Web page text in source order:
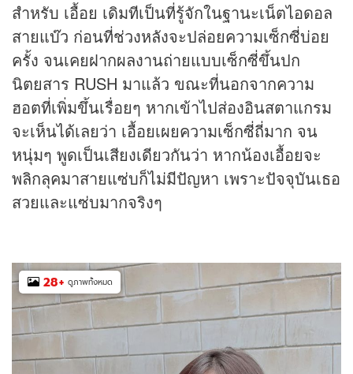
สำหรับ เอื้อย เดิมทีเป็นที่รู้จักในฐานะเน็ตไอดอล
สายแบ๊ว ก่อนที่ช่วงหลังจะปล่อยความเซ็กซี่บ่อย
ครั้ง จนเคยฝากผลงานถ่ายแบบเซ็กซี่ขึ้นปก
นิตยสาร RUSH มาแล้ว ขณะที่นอกจากความ
ฮอตที่เพิ่มขึ้นเรื่อยๆ หากเข้าไปส่องอินสตาแกรม
จะเห็นได้เลยว่า เอื้อยเผยความเซ็กซี่ถี่มาก จน
หนุ่มๆ พูดเป็นเสียงเดียวกันว่า หากน้องเอื้อยจะ
พลิกลุคมาสายแซ่บก็ไม่มีปัญหา เพราะปัจจุบันเธอ
สวยและแซ่บมากจริงๆ
28+ ดูภาพทั้งหมด